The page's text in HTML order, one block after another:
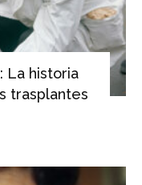
La historia
trasplantes